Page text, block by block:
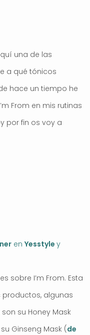
una de las
a qué tónicos
hace un tiempo he
From en mis rutinas
por fin os voy a
en Yesstyle y
sobre I’m From. Esta
algunas
su Honey Mask
Ginseng Mask (de